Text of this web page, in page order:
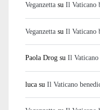
Veganzettasu Il Vaticano
Veganzettasu Il Vaticano
Paola Drogsu Il
lucasu Il Vaticano